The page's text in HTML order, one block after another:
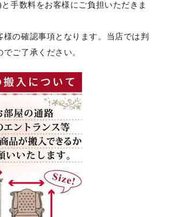
手数料をお客様にご負担いただきま
様の確認事項となります。当店では判
ご了承ください。